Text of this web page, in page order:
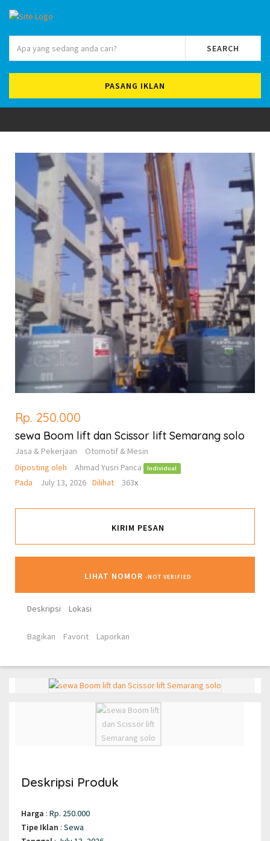
SEARCH
PASANG IKLAN
Rp. 250.000
sewa Boom lift dan Scissor lift Semarang solo
Jasa & Pekerjaan
Otomotif & Mesin
Diposting oleh
Ahmad Yusri Panca Individual
Pada July 13, 2026 Dilihat 363x
KIRIM PESAN
LIHAT NOMOR -NOT VERIFIED
Deskripsi Lokasi
Bagikan Favorit Laporkan
Deskripsi Produk
Harga : Rp. 250.000
Tipe Iklan : Sewa